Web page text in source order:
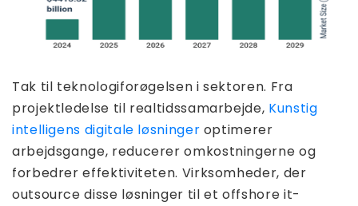
Tak til teknologiforøgelsen i sektoren. Fra
projektledelse til realtidssamarbejde, Kunstig
intelligens digitale løsninger optimerer
arbejdsgange, reducerer omkostningerne og
forbedrer effektiviteten. Virksomheder, der
outsource disse løsninger til et offshore it-